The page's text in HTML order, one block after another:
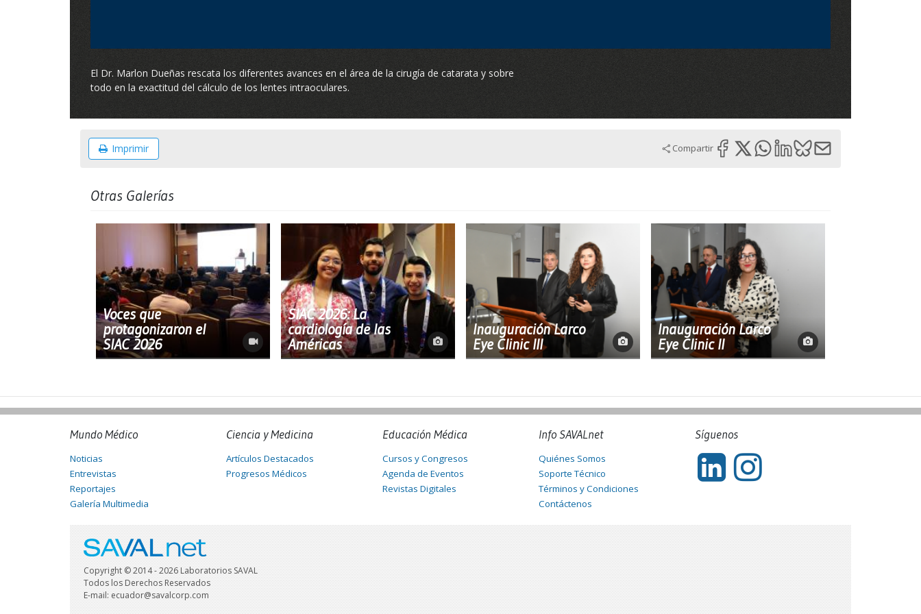
El Dr. Marlon Dueñas rescata los diferentes avances en el área de la cirugía de catarata y sobre
todo en la exactitud del cálculo de los lentes intraoculares.
Imprimir Compartir
Otras Galerías
Voces que
protagonizaron el
SIAC 2026
SIAC 2026: La
cardiología de las
Américas
Inauguración Larco
Eye Clinic III
Inauguración Larco
Eye Clinic II
Mundo Médico
Noticias
Entrevistas
Reportajes
Galería Multimedia
Ciencia y Medicina
Artículos Destacados
Progresos Médicos
Educación Médica
Cursos y Congresos
Agenda de Eventos
Revistas Digitales
Info SAVALnet
Quiénes Somos
Soporte Técnico
Términos y Condiciones
Contáctenos
Síguenos
Copyright © 2014 - 2026 Laboratorios SAVAL
Todos los Derechos Reservados
E-mail: ecuador@savalcorp.com